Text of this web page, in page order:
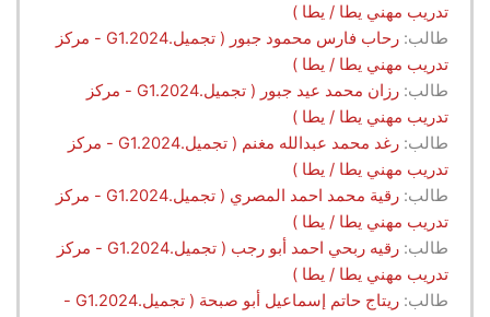
تدريب مهني يطا / يطا )
طالب:
رحاب فارس محمود جبور ( تجميل.G1.2024 - مركز
تدريب مهني يطا / يطا )
طالب:
رزان محمد عيد جبور ( تجميل.G1.2024 - مركز
تدريب مهني يطا / يطا )
طالب:
رغد محمد عبدالله مغنم ( تجميل.G1.2024 - مركز
تدريب مهني يطا / يطا )
طالب:
رقية محمد احمد المصري ( تجميل.G1.2024 - مركز
تدريب مهني يطا / يطا )
طالب:
رقيه ربحي احمد أبو رجب ( تجميل.G1.2024 - مركز
تدريب مهني يطا / يطا )
طالب:
ريتاج حاتم إسماعيل أبو صبحة ( تجميل.G1.2024 -